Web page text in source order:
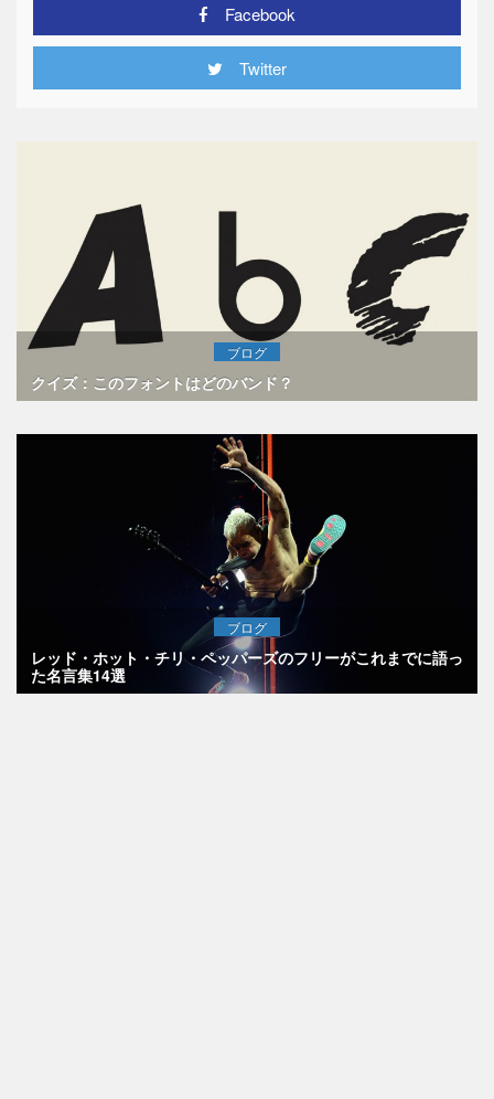
Facebook
Twitter
ブログ
クイズ：このフォントはどのバンド？
ブログ
レッド・ホット・チリ・ペッパーズのフリーがこれまでに語っ
た名言集14選